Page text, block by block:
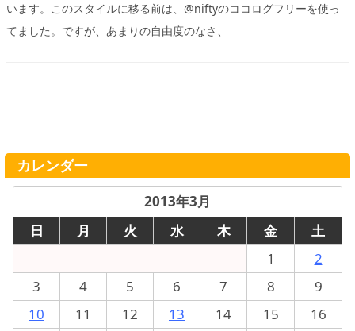
います。このスタイルに移る前は、@niftyのココログフリーを使っ
てました。ですが、あまりの自由度のなさ、
カレンダー
2013年3月
日
月 火 水 木 金
土
1
2
3
4 5 6 7 8
9
10
11 12 13 14 15
16